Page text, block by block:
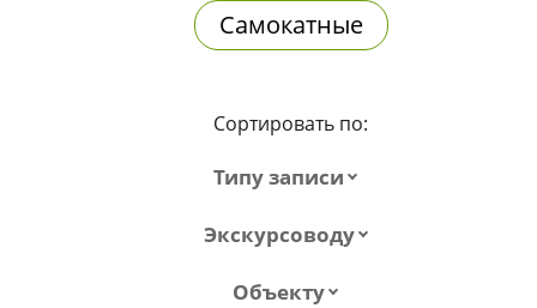
Самокатные
Сортировать по:
Типу записи
Экскурсоводу
Объекту